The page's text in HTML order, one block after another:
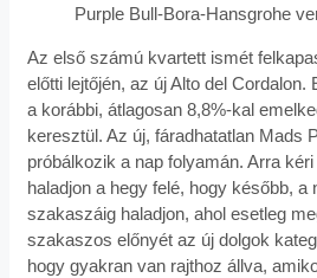
Purple Bull-Bora-Hansgrohe
Az első számú kvartett ismét
előtti lejtőjén, az új Alto del
a korábbi, átlagosan 8,8%-kal
keresztül. Az új, fáradhatatlan Mads
próbálkozik a nap folyamán. Arra
haladjon a hegy felé, hogy később, a
szakaszáig haladjon, ahol esetleg
szakaszos előnyét az új dolgok
hogy gyakran van rajthoz állva,